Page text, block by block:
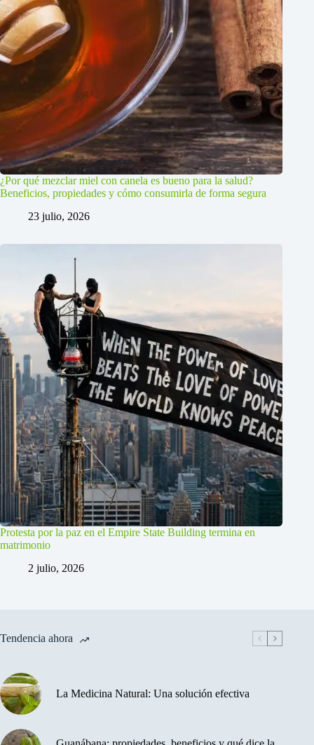
¿Por qué mezclar miel con canela es bueno para la salud?
Beneficios, propiedades y cómo consumirla de forma segura
23 julio, 2026
Protesta por la paz en el Empire State Building termina en
matrimonio
2 julio, 2026
Tendencia ahora
La Medicina Natural: Una solución efectiva